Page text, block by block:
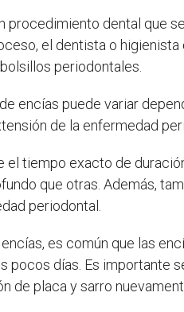
procedimiento dental que
el dentista o
periodontales.
encías puede variar
de la enfermedad
el tiempo exacto de
que otras. Además,
periodontal.
es común que las
pocos días. Es importante
de placa y sarro